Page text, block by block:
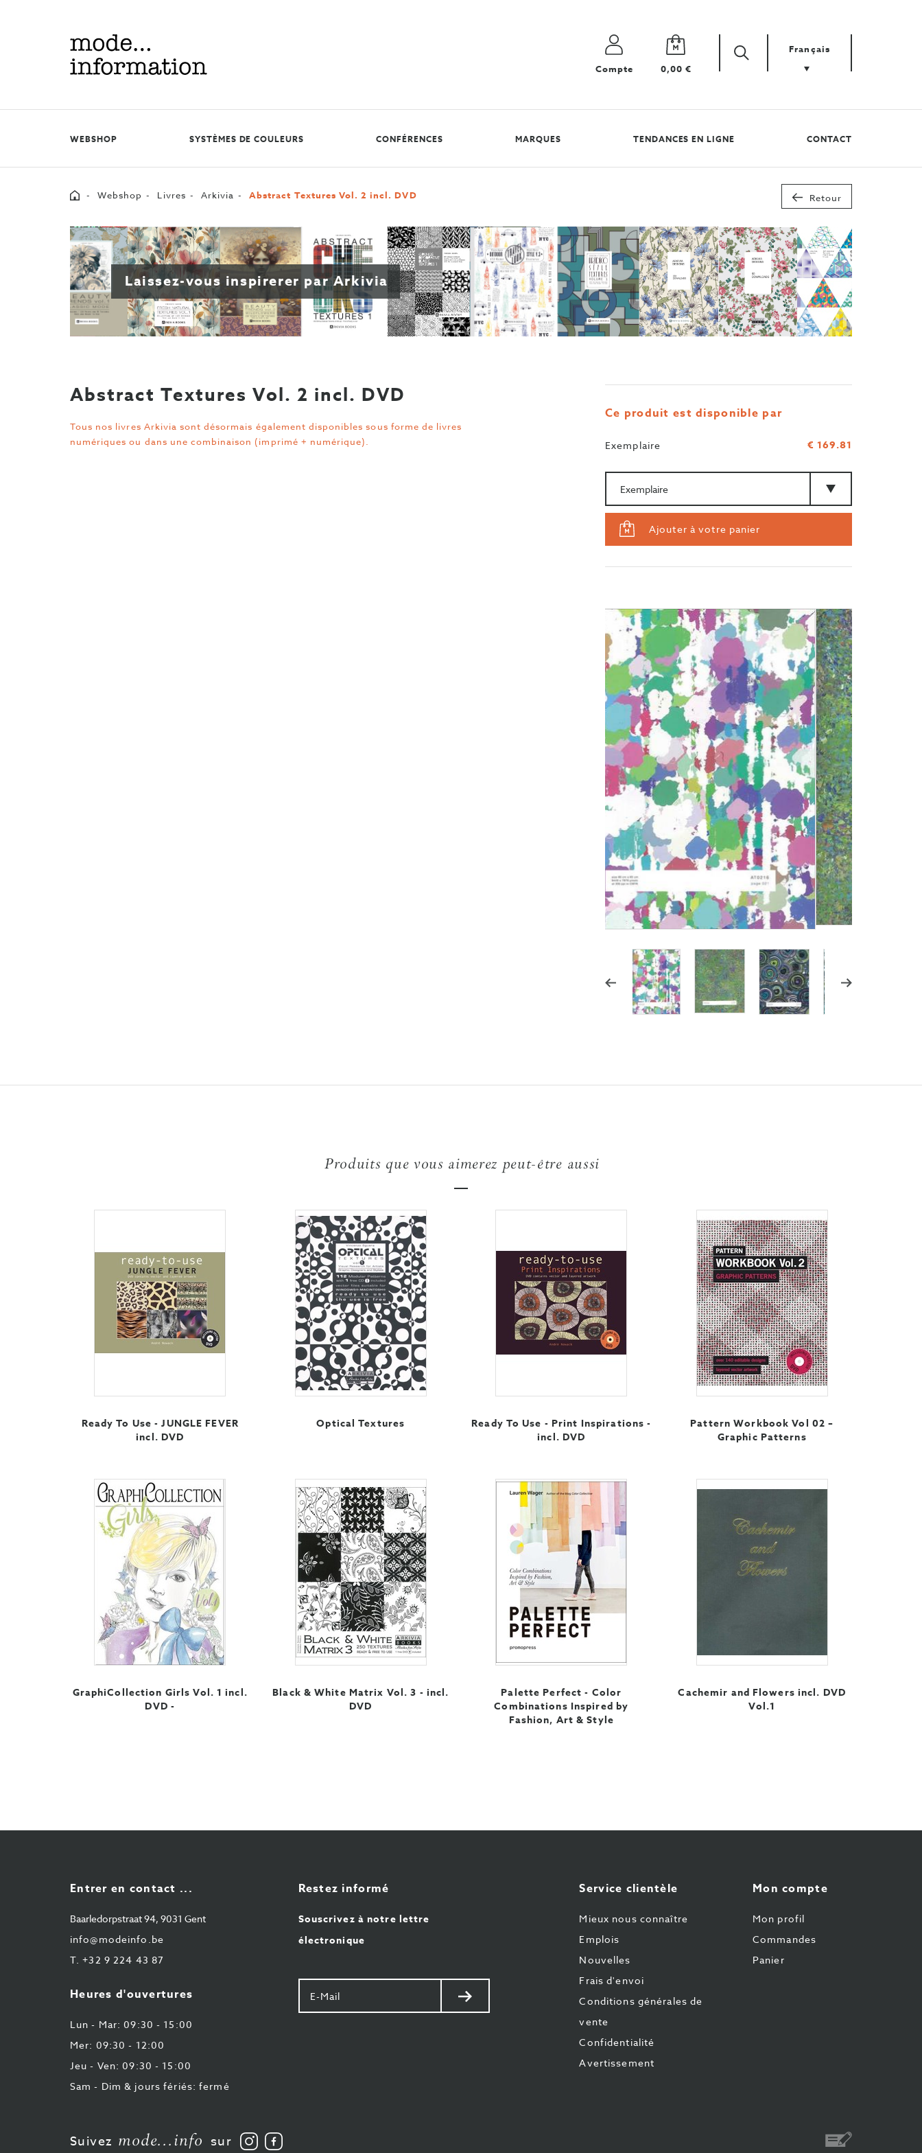
Mode
information
Compte 0,00 €
Cherchez
votre
Zoek Français
WEBSHOP SYSTÈMES DE COULEURS CONFÉRENCES MARQUES TENDANCES EN LIGNE CONTACT
HomeWebshop Livres Arkivia Abstract Textures Vol. 2 incl. DVD Retour
Laissez-vous inspirerer par Arkivia
Abstract Textures Vol. 2 incl. DVD
Tous nos livres Arkivia sont désormais également disponibles sous forme de livres
numériques ou dans une combinaison (imprimé + numérique).
Ce produit est disponible par
Exemplaire
€ 169.81
Ajouter à votre panier
Produits que vous aimerez peut-être aussi
Ready To Use - JUNGLE FEVER
incl. DVD
Optical Textures
Ready To Use - Print Inspirations -
incl. DVD
Pattern Workbook Vol 02 –
Graphic Patterns
GraphiCollection Girls Vol. 1 incl.
DVD -
Black & White Matrix Vol. 3 - incl.
DVD
Palette Perfect - Color
Combinations Inspired by
Fashion, Art & Style
Cachemir and Flowers incl. DVD
Vol.1
Entrer en contact ...
Baarledorpstraat 94, 9031 Gent
info@modeinfo.be
T.+32 9 224 43 87
Heures d'ouvertures
Lun - Mar: 09:30 - 15:00
Mer: 09:30 - 12:00
Jeu - Ven: 09:30 - 15:00
Sam - Dim & jours fériés: fermé
Restez informé
Souscrivez à notre lettre
électronique
Votre
mail
Envoyer
Service clientèle
Mieux nous connaître
Emplois
Nouvelles
Frais d'envoi
Conditions générales de
vente
Confidentialité
Avertissement
Mon compte
Mon profil
Commandes
Panier
Suivez mode...info sur
SuivezAimez-
Virement